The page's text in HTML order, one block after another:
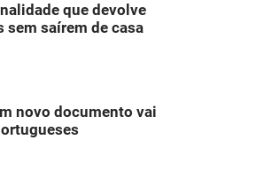
que devolve
saírem de casa
novo documento vai